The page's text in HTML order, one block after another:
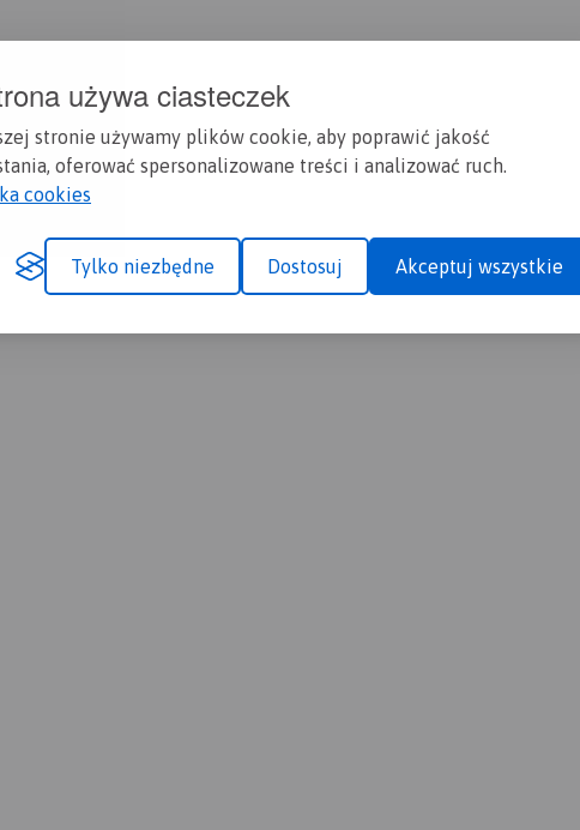
używa ciasteczek
stronie używamy plików cookie, aby poprawić jakość
oferować spersonalizowane treści i analizować ruch.
cookies
Tylko niezbędne Dostosuj Akceptuj wszystkie